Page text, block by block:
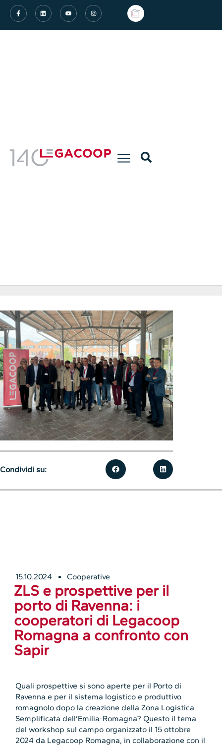
15.10.2024 Cooperative
ZLS e prospettive per il
porto di Ravenna: i
cooperatori di Legacoop
Romagna a confronto con
Sapir
Quali prospettive si sono aperte per il Porto di
Ravenna e per il sistema logistico e produttivo
romagnolo dopo la creazione della Zona Logistica
Semplificata dell’Emilia-Romagna? Questo il tema
del workshop sul campo organizzato il 15 ottobre
2024 da Legacoop Romagna, in collaborazione con il
Condividi su: